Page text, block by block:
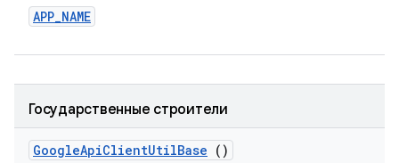
APP_NAME
Государственные строители
GoogleApiClientUtilBase ()